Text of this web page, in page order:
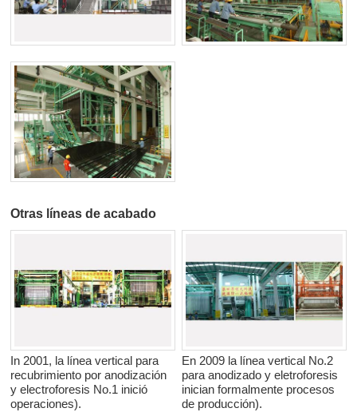
Otras líneas de acabado
In 2001, la línea vertical para
recubrimiento por anodización
y electroforesis No.1 inició
operaciones).
En 2009 la línea vertical No.2
para anodizado y eletroforesis
inician formalmente procesos
de producción).